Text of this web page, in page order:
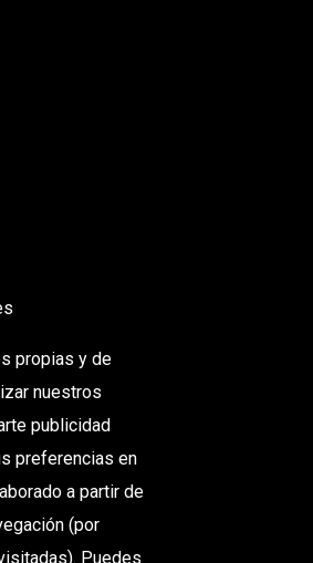
propias y de
nuestros
publicidad
preferencias en
a partir de
(por
Puedes